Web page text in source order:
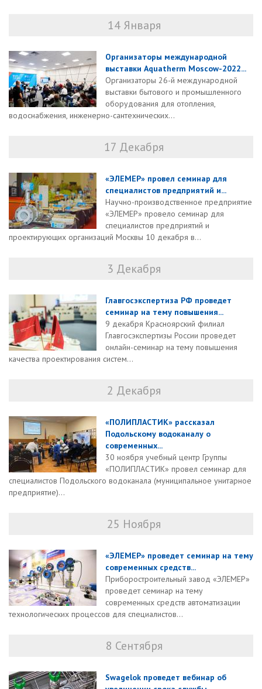
14 Января
Организаторы международной
выставки Aquatherm Moscow-2022...
Организаторы 26-й международной
выставки бытового и промышленного
оборудования для отопления,
водоснабжения, инженерно-сантехнических...
17 Декабря
«ЭЛЕМЕР» провел семинар для
специалистов предприятий и...
Научно-производственное предприятие
«ЭЛЕМЕР» провело семинар для
специалистов предприятий и
проектирующих организаций Москвы 10 декабря в...
3 Декабря
Главгосэкспертиза РФ проведет
семинар на тему повышения...
9 декабря Красноярский филиал
Главгосэкспертизы России проведет
онлайн-семинар на тему повышения
качества проектирования систем...
2 Декабря
«ПОЛИПЛАСТИК» рассказал
Подольскому водоканалу о
современных...
30 ноября учебный центр Группы
«ПОЛИПЛАСТИК» провел семинар для
специалистов Подольского водоканала (муниципальное унитарное
предприятие)...
25 Ноября
«ЭЛЕМЕР» проведет семинар на тему
современных средств...
Приборостроительный завод «ЭЛЕМЕР»
проведет семинар на тему
современных средств автоматизации
технологических процессов для специалистов...
8 Сентября
Swagelok проведет вебинар об